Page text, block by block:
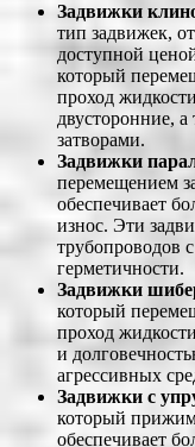
Задвижки
тип задвижек,
доступной
который
проход
двусторонние,
затворами.
Задвижки
перемещением
обеспечивает
износ. Эти
трубопроводов
герметичности.
Задвижки
который
проход
и
агрессивных
Задвижки с
который
обеспечивает